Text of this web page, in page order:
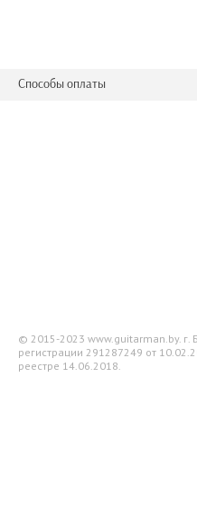
Способы оплаты
© 2015-2023 www.guitarman.by. г.
регистрации 291287249 от
реестре 14.06.2018.